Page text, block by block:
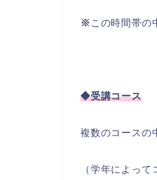
※ この時間帯の
◆受講コース
複数のコースの
（学年によっ